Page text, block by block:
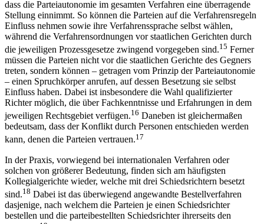
Stellung einnimmt. So können die Parteien auf die Verfahrensregeln
Einfluss nehmen sowie ihre Verfahrenssprache selbst wählen,
während die Verfahrensordnungen vor staatlichen Gerichten durch
die jeweiligen Prozessgesetze zwingend vorgegeben sind.15Ferner
müssen die Parteien nicht vor die staatlichen Gerichte des Gegners
treten, sondern können – getragen vom Prinzip der Parteiautonomie
– einen Spruchkörper anrufen, auf dessen Besetzung sie selbst
Einfluss haben. Dabei ist insbesondere die Wahl qualifizierter
Richter möglich, die über Fachkenntnisse und Erfahrungen in dem
jeweiligen Rechtsgebiet verfügen.16Daneben ist gleichermaßen
bedeutsam, dass der Konflikt durch Personen entschieden werden
kann, denen die Parteien vertrauen. 17
solchen von größerer Bedeutung, finden sich am häufigsten
Kollegialgerichte wieder, welche mit drei Schiedsrichtern besetzt
sind.18Dabei ist das überwiegend angewandte Bestellverfahren
dasjenige, nach welchem die Parteien je einen Schiedsrichter
bestellen und die parteibestellten Schiedsrichter ihrerseits den
Obmann. 19